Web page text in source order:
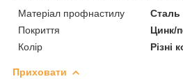
Матеріал профнастилу
Сталь
Покриття
Цинк/
Колір
Різні
Приховати